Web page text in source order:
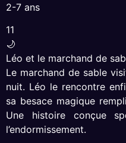
2-7 ans
11
🌙
Léo et le marchand de
Le marchand de sable
nuit. Léo le rencontre
sa besace magique
Une histoire conçue
l’endormissement.